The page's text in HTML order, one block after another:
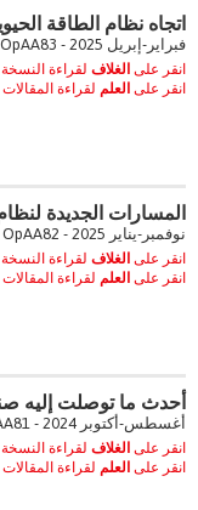
اتجاه نظام الطاقة
فبراير-إبريل 2025 - OpAA83
انقر على الغلاف لقراءة
انقر على العلم لقراءة
المسارات الجديدة
نوفمبر-يناير 2025 - OpAA82
انقر على الغلاف لقراءة
انقر على العلم لقراءة
أحدث ما توصلت إليه
أغسطس-أكتوبر 2024 - OpAA81
انقر على الغلاف لقراءة
انقر على العلم لقراءة